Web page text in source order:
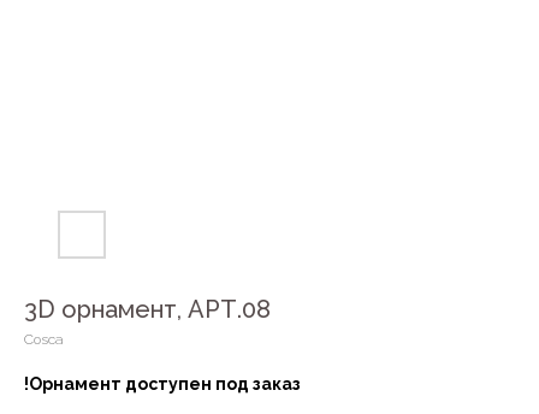
3D орнамент, АРТ.08
Cosca
!Орнамент доступен под заказ